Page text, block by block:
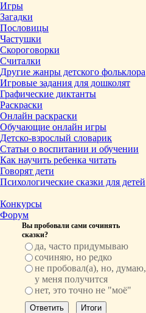
Игры
Загадки
Пословицы
Частушки
Скороговорки
Считалки
Другие жанры детского фольклора
Игровые задания для дошколят
Графические диктанты
Раскраски
Онлайн раскраски
Обучающие онлайн игры
Детско-взрослый словарик
Статьи о воспитании и обучении
Как научить ребенка читать
Говорят дети
Психологические сказки для детей
Конкурсы
Форум
Вы пробовали сами сочинять
сказки?
да, часто придумываю
сочиняю, но редко
не пробовал(а), но, думаю,
у меня получится
нет, это точно не "моё"